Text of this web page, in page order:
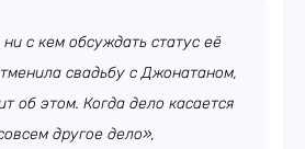
с кем обсуждать статус её
свадьбу с Джонатаном,
об этом. Когда дело касается
другое дело»,